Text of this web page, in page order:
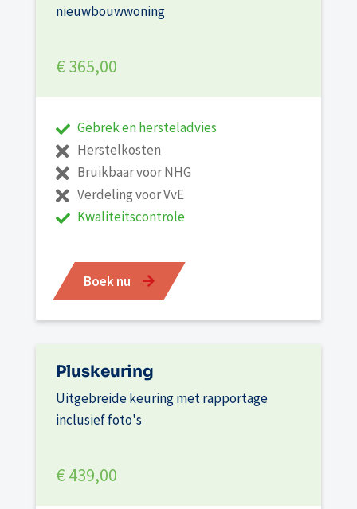
nieuwbouwwoning
€ 365,00
Gebrek en hersteladvies
Herstelkosten
Bruikbaar voor NHG
Verdeling voor VvE
Kwaliteitscontrole
Boek nu
Pluskeuring
Uitgebreide keuring met rapportage
inclusief foto's
€ 439,00